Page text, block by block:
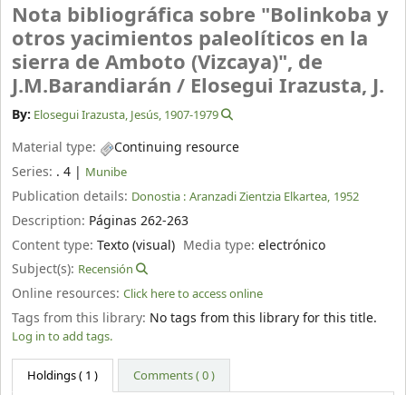
Nota bibliográfica sobre "Bolinkoba y
otros yacimientos paleolíticos en la
sierra de Amboto (Vizcaya)", de
J.M.Barandiarán / Elosegui Irazusta, J.
By: Elosegui Irazusta, Jesús, 1907-1979
Material type:
Continuing resource
Series: . 4 | Munibe
Publication details: Donostia : Aranzadi Zientzia Elkartea, 1952
Description: Páginas 262-263
Content type: Texto (visual) Media type:electrónico
Subject(s): Recensión
Online resources: Click here to access online
Tags from this library: No tags from this library for this title.
Log in to add tags.
Holdings( 1 ) Comments ( 0 )